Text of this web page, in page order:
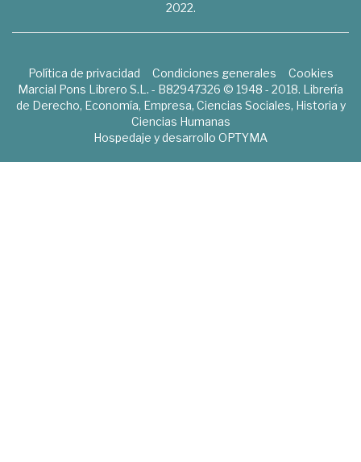
2022.
Política de privacidad Condiciones generales
Cookies
Marcial Pons Librero S.L. - B82947326 © 1948 - 2018. Librería
de Derecho, Economía, Empresa, Ciencias Sociales, Historia y
Ciencias Humanas
Hospedaje y desarrollo OPTYMA